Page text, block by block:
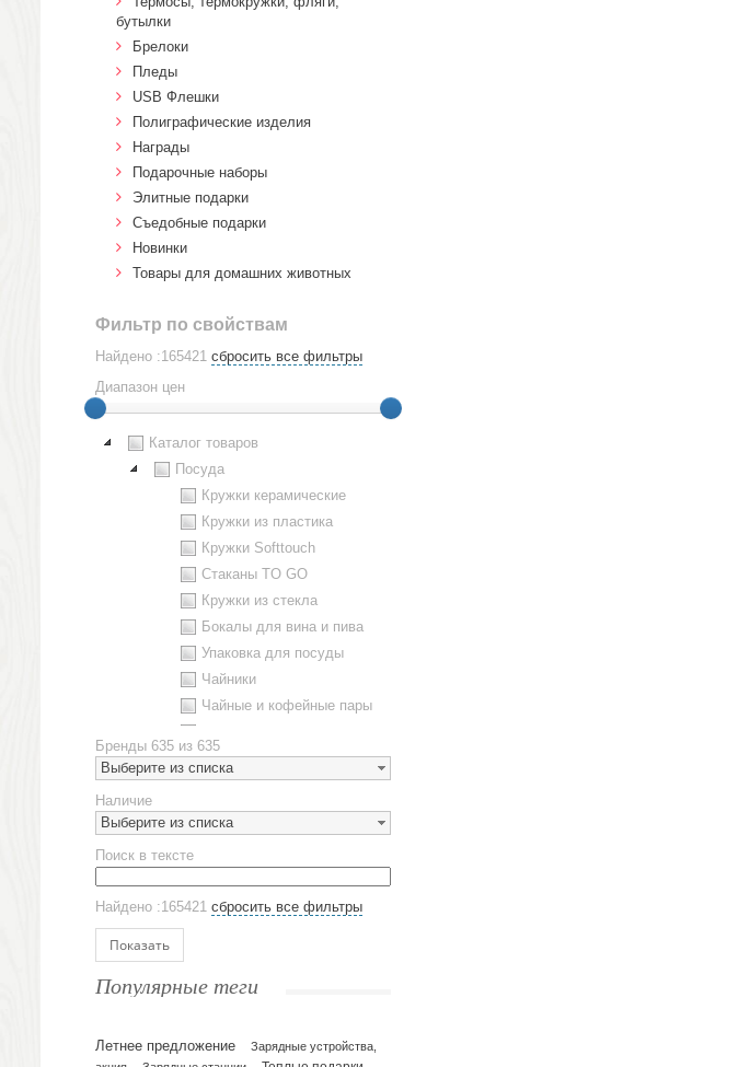
бутылки
Брелоки
Пледы
USB Флешки
Полиграфические изделия
Награды
Подарочные наборы
Элитные подарки
Cъедобные подарки
Новинки
Товары для домашних животных
Фильтр по свойствам
Найдено :165421 сбросить все фильтры
Диапазон цен
Каталог товаров
Посуда
Кружки керамические
Кружки из пластика
Кружки Softtouch
Стаканы TO GO
Кружки из стекла
Бокалы для вина и пива
Упаковка для посуды
Чайники
Чайные и кофейные пары
Наборы посуды
Предметы сервировки
Стаканы
Эко кружки
ЕВРОПОСУДА
Аксессуары
Ежедневники и блокноты
Датированные ежедневники
Планинги и телефонные книжки
Бренды 635 из 635
Выберите из списка
Наличие
Выберите из списка
Поиск в тексте
Найдено :165421 сбросить все фильтры
Показать
Популярные теги
Летнее предложение
Зарядные устройства,